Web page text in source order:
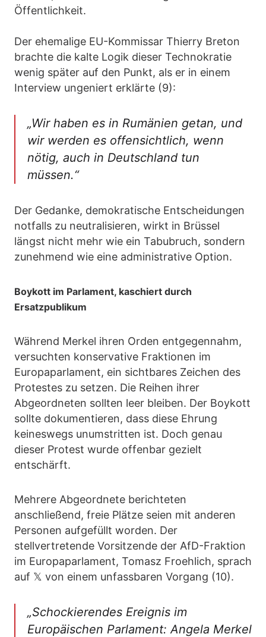
Öffentlichkeit.
Der ehemalige EU-Kommissar Thierry Breton
brachte die kalte Logik dieser Technokratie
wenig später auf den Punkt, als er in einem
Interview ungeniert erklärte (9):
„Wir haben es in Rumänien getan, und
wir werden es offensichtlich, wenn
nötig, auch in Deutschland tun
müssen.“
Der Gedanke, demokratische Entscheidungen
notfalls zu neutralisieren, wirkt in Brüssel
längst nicht mehr wie ein Tabubruch, sondern
zunehmend wie eine administrative Option.
Boykott im Parlament, kaschiert durch
Ersatzpublikum
Während Merkel ihren Orden entgegennahm,
versuchten konservative Fraktionen im
Europaparlament, ein sichtbares Zeichen des
Protestes zu setzen. Die Reihen ihrer
Abgeordneten sollten leer bleiben. Der Boykott
sollte dokumentieren, dass diese Ehrung
keineswegs unumstritten ist. Doch genau
dieser Protest wurde offenbar gezielt
entschärft.
Mehrere Abgeordnete berichteten
anschließend, freie Plätze seien mit anderen
Personen aufgefüllt worden. Der
stellvertretende Vorsitzende der AfD-Fraktion
im Europaparlament, Tomasz Froehlich, sprach
auf 𝕏 von einem unfassbaren Vorgang (10).
„Schockierendes Ereignis im
Europäischen Parlament: Angela Merkel